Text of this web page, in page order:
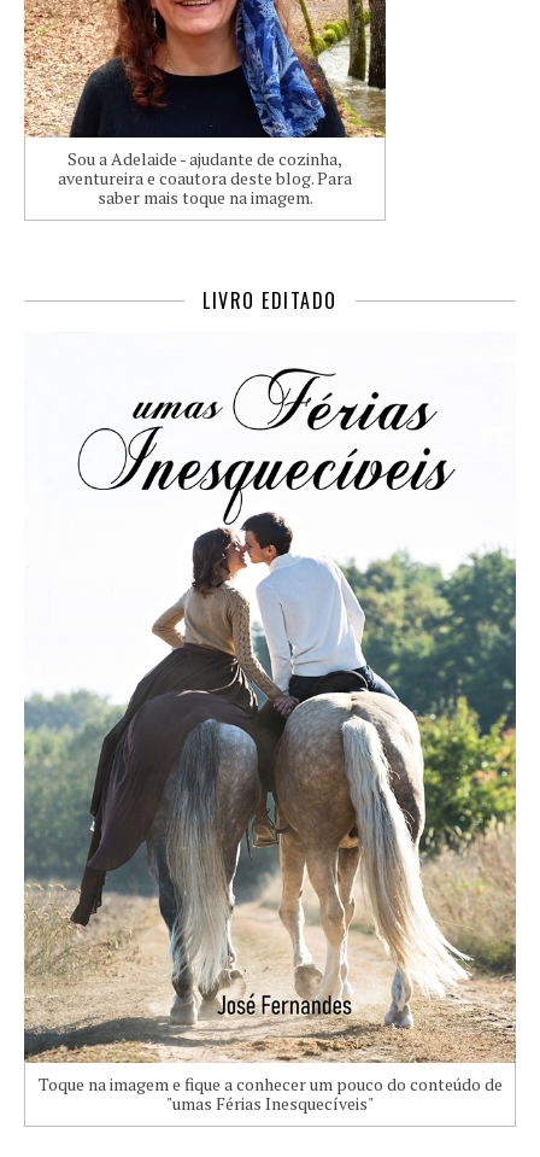
Sou a Adelaide - ajudante de cozinha,
aventureira e coautora deste blog. Para
saber mais toque na imagem.
LIVRO EDITADO
Toque na imagem e fique a conhecer um pouco do conteúdo de
"umas Férias Inesquecíveis"